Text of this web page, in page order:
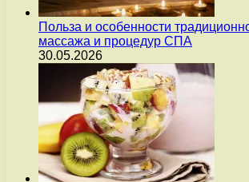
Польза и особенности
массажа и процедур СПА
30.05.2026